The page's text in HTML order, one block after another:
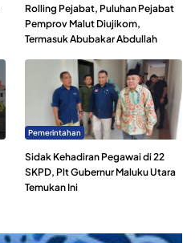
Rolling Pejabat, Puluhan Pejabat
Pemprov Malut Diujikom,
Termasuk Abubakar Abdullah
Pemerintahan
Sidak Kehadiran Pegawai di 22
SKPD, Plt Gubernur Maluku Utara
Temukan Ini